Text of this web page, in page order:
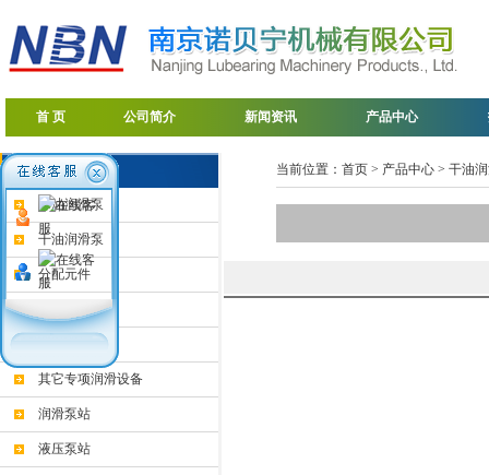
首 页 公司简介 新闻资讯 产品中心
产品分类
稀油润滑泵
干油润滑泵
分配元件
其它专项润滑设备
润滑泵站
液压泵站
当前位置：首页 > 产品中心 > 干油